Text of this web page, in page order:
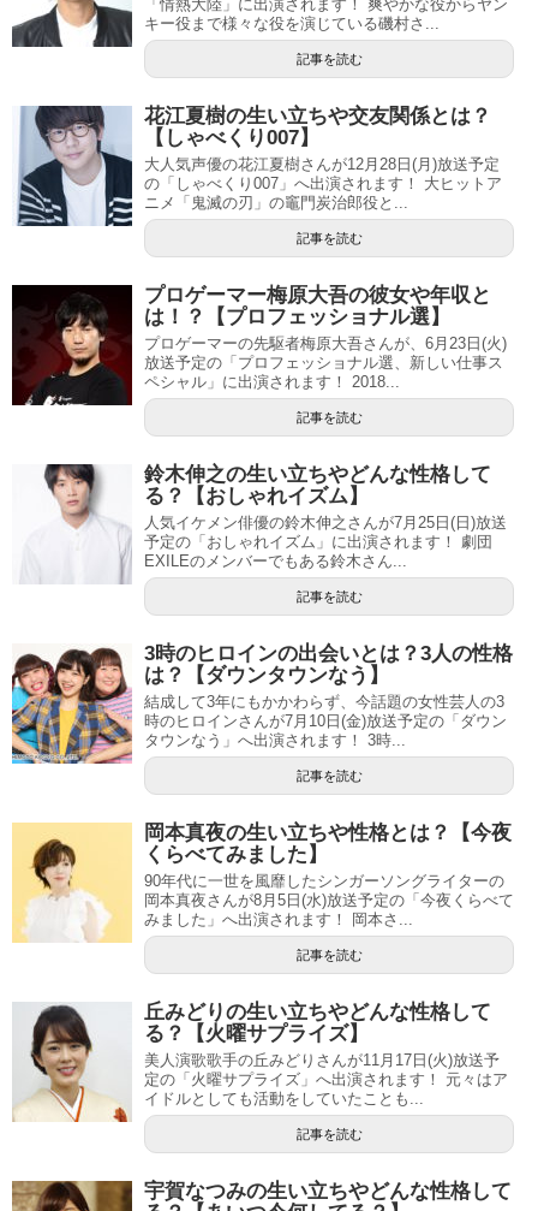
「情熱大陸」に出演されます！ 爽やかな役からヤン
キー役まで様々な役を演じている磯村さ...
記事を読む
花江夏樹の生い立ちや交友関係とは？
【しゃべくり007】
大人気声優の花江夏樹さんが12月28日(月)放送予定
の「しゃべくり007」へ出演されます！ 大ヒットア
ニメ「鬼滅の刃」の竈門炭治郎役と...
記事を読む
プロゲーマー梅原大吾の彼女や年収と
は！？【プロフェッショナル選】
プロゲーマーの先駆者梅原大吾さんが、6月23日(火)
放送予定の「プロフェッショナル選、新しい仕事ス
ペシャル」に出演されます！ 2018...
記事を読む
鈴木伸之の生い立ちやどんな性格して
る？【おしゃれイズム】
人気イケメン俳優の鈴木伸之さんが7月25日(日)放送
予定の「おしゃれイズム」に出演されます！ 劇団
EXILEのメンバーでもある鈴木さん...
記事を読む
3時のヒロインの出会いとは？3人の性格
は？【ダウンタウンなう】
結成して3年にもかかわらず、今話題の女性芸人の3
時のヒロインさんが7月10日(金)放送予定の「ダウン
タウンなう」へ出演されます！ 3時...
記事を読む
岡本真夜の生い立ちや性格とは？【今夜
くらべてみました】
90年代に一世を風靡したシンガーソングライターの
岡本真夜さんが8月5日(水)放送予定の「今夜くらべて
みました」へ出演されます！ 岡本さ...
記事を読む
丘みどりの生い立ちやどんな性格して
る？【火曜サプライズ】
美人演歌歌手の丘みどりさんが11月17日(火)放送予
定の「火曜サプライズ」へ出演されます！ 元々はア
イドルとしても活動をしていたことも...
記事を読む
宇賀なつみの生い立ちやどんな性格して